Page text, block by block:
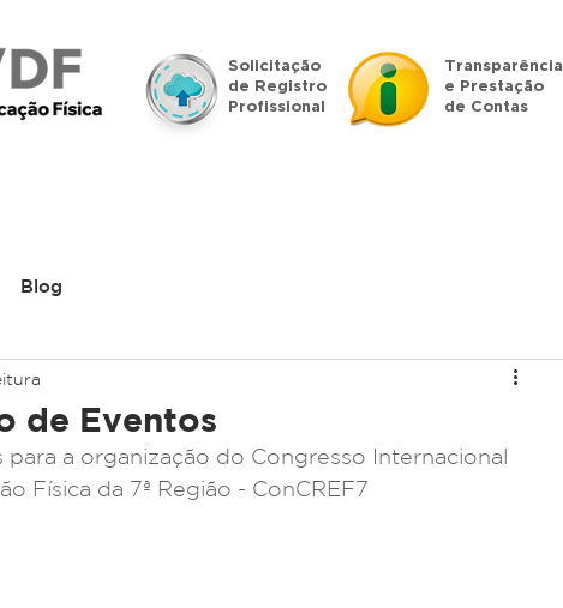
Solicitação
de Registro
Profissional
Transparência
e Prestação
de Contas
Blog
de Eventos
para a organização do Congresso Internacional
Física da 7ª Região - ConCREF7